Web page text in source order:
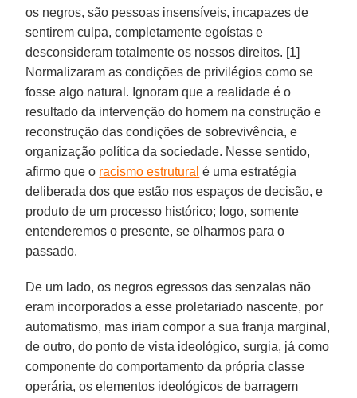
os negros, são pessoas insensíveis, incapazes de
sentirem culpa, completamente egoístas e
desconsideram totalmente os nossos direitos. [1]
Normalizaram as condições de privilégios como se
fosse algo natural. Ignoram que a realidade é o
resultado da intervenção do homem na construção e
reconstrução das condições de sobrevivência, e
organização política da sociedade. Nesse sentido,
afirmo que o racismo estrutural é uma estratégia
deliberada dos que estão nos espaços de decisão, e
produto de um processo histórico; logo, somente
entenderemos o presente, se olharmos para o
passado.
De um lado, os negros egressos das senzalas não
eram incorporados a esse proletariado nascente, por
automatismo, mas iriam compor a sua franja marginal,
de outro, do ponto de vista ideológico, surgia, já como
componente do comportamento da própria classe
operária, os elementos ideológicos de barragem